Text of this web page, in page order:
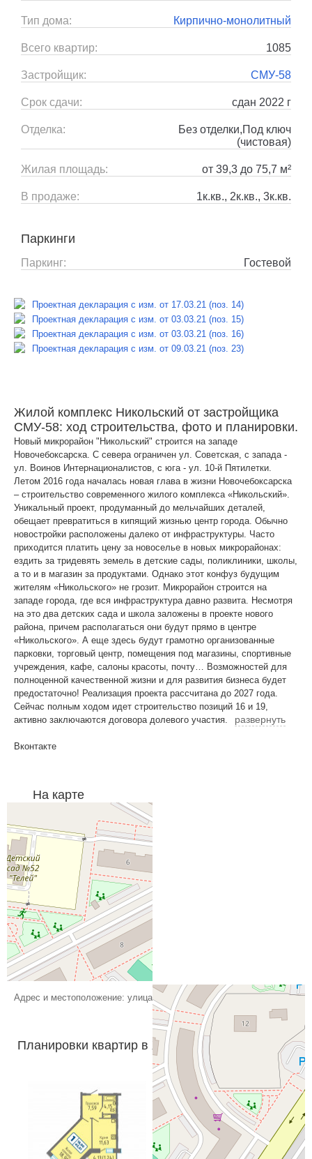
Тип дома: Кирпично-монолитный
Всего квартир: 1085
Застройщик: СМУ-58
Срок сдачи: сдан 2022 г
Отделка:
Без отделки,Под ключ
(чистовая)
Жилая площадь: от 39,3 до 75,7 м²
В продаже: 1к.кв., 2к.кв., 3к.кв.
Паркинги
Паркинг: Гостевой
Проектная декларация с изм. от 17.03.21 (поз. 14)
Проектная декларация с изм. от 03.03.21 (поз. 15)
Проектная декларация с изм. от 03.03.21 (поз. 16)
Проектная декларация с изм. от 09.03.21 (поз. 23)
Жилой комплекс Никольский от застройщика
СМУ-58: ход строительства, фото и планировки.
Новый микрорайон "Никольский" строится на западе
Новочебоксарска. С севера ограничен ул. Советская, с запада -
ул. Воинов Интернационалистов, с юга - ул. 10-й Пятилетки.
Летом 2016 года началась новая глава в жизни Новочебоксарска
– строительство современного жилого комплекса «Никольский».
Уникальный проект, продуманный до мельчайших деталей,
обещает превратиться в кипящий жизнью центр города. Обычно
новостройки расположены далеко от инфраструктуры. Часто
приходится платить цену за новоселье в новых микрорайонах:
ездить за тридевять земель в детские сады, поликлиники, школы,
а то и в магазин за продуктами. Однако этот конфуз будущим
жителям «Никольского» не грозит. Микрорайон строится на
западе города, где вся инфраструктура давно развита. Несмотря
на это два детских сада и школа заложены в проекте нового
района, причем располагаться они будут прямо в центре
«Никольского». А еще здесь будут грамотно организованные
парковки, торговый центр, помещения под магазины, спортивные
учреждения, кафе, салоны красоты, почту… Возможностей для
полноценной качественной жизни и для развития бизнеса будет
предостаточно! Реализация проекта рассчитана до 2027 года.
Сейчас полным ходом идет строительство позиций 16 и 19,
активно заключаются договора долевого участия.
развернуть
Вконтакте
На карте
Адрес и местоположение: улица Воинов-интернационалистов
Планировки квартир в ЖК Никольский